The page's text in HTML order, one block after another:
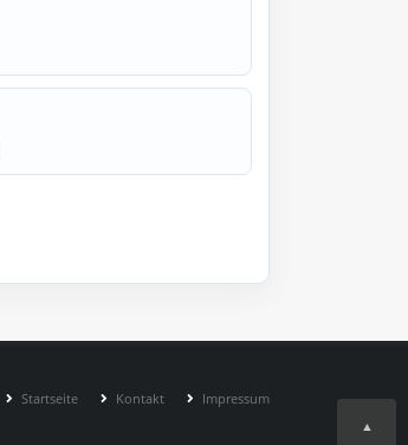
Startseite Kontakt
Impressum
▲